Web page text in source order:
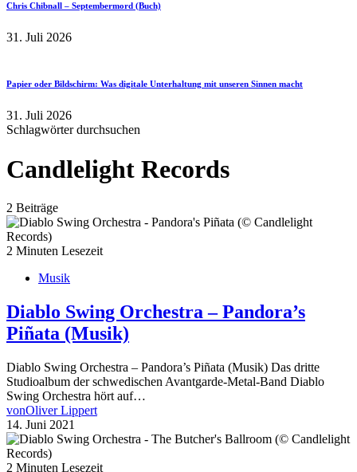
Chris Chibnall – Septembermord (Buch)
31. Juli 2026
Papier oder Bildschirm: Was digitale Unterhaltung mit unseren Sinnen macht
31. Juli 2026
Schlagwörter durchsuchen
Candlelight Records
2 Beiträge
2 Minuten Lesezeit
Musik
Diablo Swing Orchestra – Pandora’s
Piñata (Musik)
Diablo Swing Orchestra – Pandora’s Piñata (Musik) Das dritte
Studioalbum der schwedischen Avantgarde-Metal-Band Diablo
Swing Orchestra hört auf…
vonOliver Lippert
14. Juni 2021
2 Minuten Lesezeit